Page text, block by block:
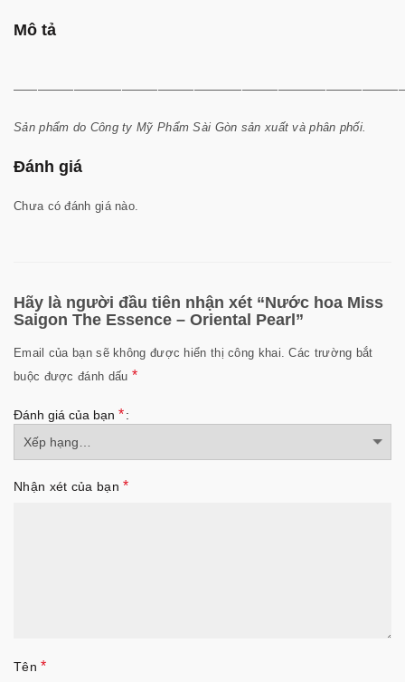
Mô tả
Sản phẩm do Công ty Mỹ Phẩm Sài Gòn sản xuất và phân phối.
Đánh giá
Chưa có đánh giá nào.
Hãy là người đầu tiên nhận xét “Nước hoa Miss
Saigon The Essence – Oriental Pearl”
Email của bạn sẽ không được hiển thị công khai.
Các trường bắt
buộc được đánh dấu *
Đánh giá của bạn *
Nhận xét của bạn*
Tên*